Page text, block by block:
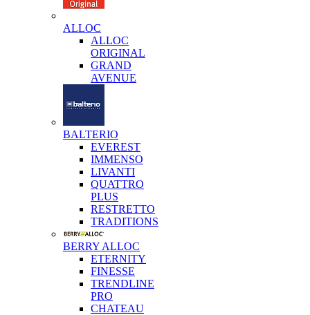
ALLOC
ALLOC
ORIGINAL
GRAND
AVENUE
BALTERIO
EVEREST
IMMENSO
LIVANTI
QUATTRO
PLUS
RESTRETTO
TRADITIONS
BERRY ALLOC
ETERNITY
FINESSE
TRENDLINE
PRO
CHATEAU